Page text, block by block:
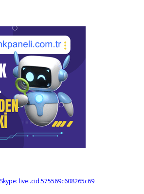
Skype: live:.cid.575569c608265c69